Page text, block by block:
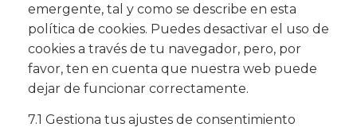
emergente, tal y como se describe en esta
política de cookies. Puedes desactivar el uso de
cookies a través de tu navegador, pero, por
favor, ten en cuenta que nuestra web puede
dejar de funcionar correctamente.
7.1 Gestiona tus ajustes de consentimiento